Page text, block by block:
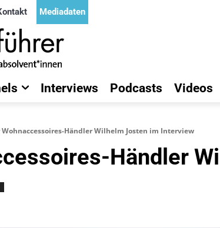
Mediadaten
Interviews Podcasts Videos
Wohnaccessoires-Händler Wilhelm Josten im Interview
Händler